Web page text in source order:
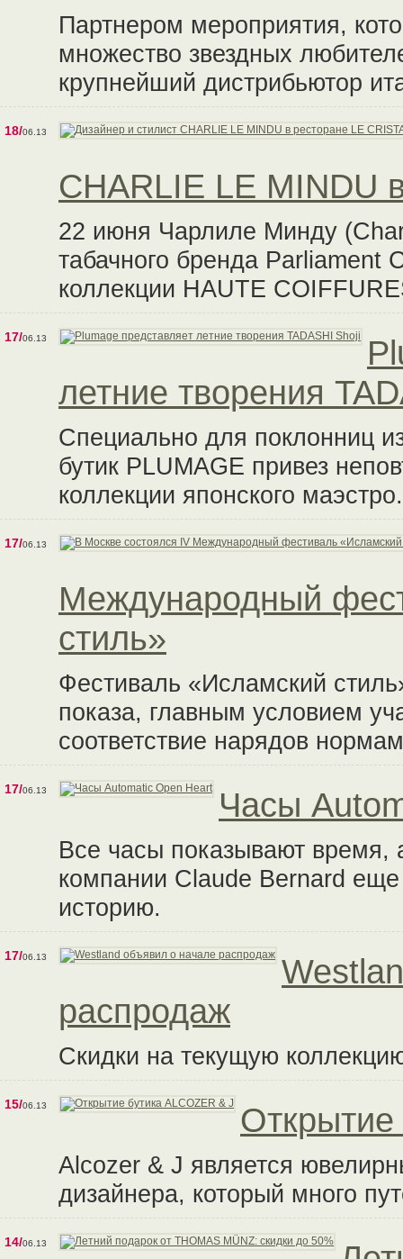
Партнером мероприятия,
множество звездных
крупнейший дистрибьютор
18/06.13
CHARLIE LE MINDU
22 июня Чарлиле Минду
табачного бренда Parliament
коллекции HAUTE
17/06.13
летние творения
Специально для поклонниц
бутик PLUMAGE привез
коллекции японского маэстро.
17/06.13
Международный
стиль»
Фестиваль «Исламский
показа, главным условием
соответствие нарядов
17/06.13 Часы
Все часы показывают время,
компании Claude Bernard
историю.
17/06.13
распродаж
Скидки на текущую
15/06.13 Открытие
Alcozer & J является
дизайнера, который много
14/06.13